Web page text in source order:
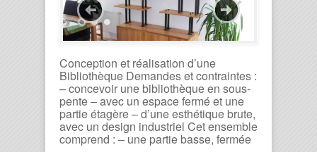
Conception et réalisation d’une
Bibliothèque Demandes et contraintes :
– concevoir une bibliothèque en sous-
pente – avec un espace fermé et une
partie étagère – d’une esthétique brute,
avec un design industriel Cet ensemble
comprend : – une partie basse, fermée